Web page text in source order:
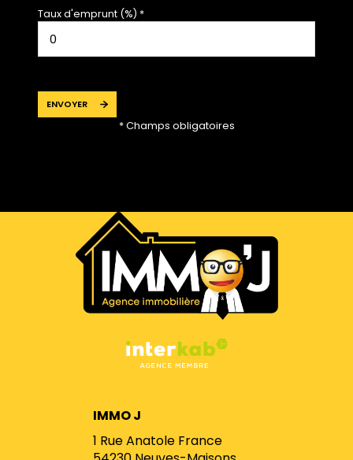
Taux d'emprunt (%) *
ENVOYER
* Champs obligatoires
IMMO J
1 Rue Anatole France